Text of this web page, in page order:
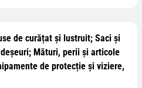
de curățat și lustruit; Saci și
Mături, perii și articole
de protecție și viziere,